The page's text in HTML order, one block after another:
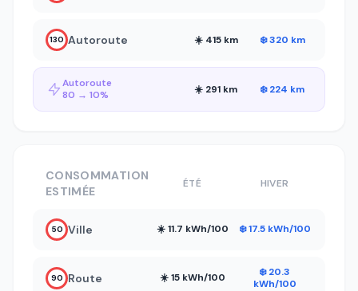
130 Autoroute ☀️ 415 km ❄️ 320 km
Autoroute
80 → 10%
☀️ 291 km ❄️ 224 km
CONSOMMATION
ESTIMÉE
ÉTÉ HIVER
50 Ville ☀️ 11.7 kWh/100 ❄️ 17.5 kWh/100
90 Route ☀️ 15 kWh/100
❄️ 20.3
kWh/100